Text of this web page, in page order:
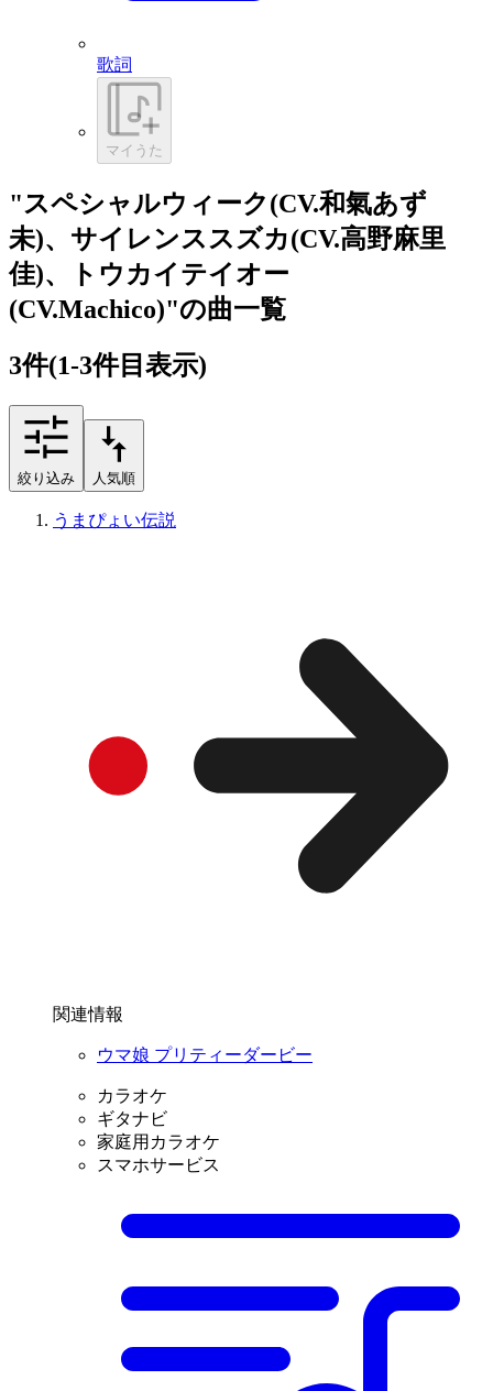
歌詞
マイうた
"スペシャルウィーク(CV.和氣あず
未)、サイレンススズカ(CV.高野麻里
佳)、トウカイテイオー
(CV.Machico)"の曲一覧
3件(1-3件目表示)
絞り込み 人気順
うまぴょい伝説
関連情報
ウマ娘 プリティーダービー
カラオケ
ギタナビ
家庭用カラオケ
スマホサービス